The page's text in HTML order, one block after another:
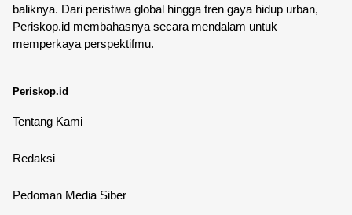
baliknya. Dari peristiwa global hingga tren gaya hidup urban,
Periskop.id membahasnya secara mendalam untuk
memperkaya perspektifmu.
Periskop.id
Tentang Kami
Redaksi
Pedoman Media Siber